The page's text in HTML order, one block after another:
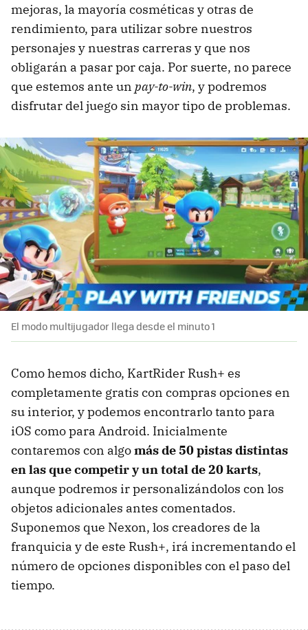
mejoras, la mayoría cosméticas y otras de
rendimiento, para utilizar sobre nuestros
personajes y nuestras carreras y que nos
obligarán a pasar por caja. Por suerte, no parece
que estemos ante un pay-to-win, y podremos
disfrutar del juego sin mayor tipo de problemas.
El modo multijugador llega desde el minuto 1
Como hemos dicho, KartRider Rush+ es
completamente gratis con compras opciones en
su interior, y podemos encontrarlo tanto para
iOS como para Android. Inicialmente
contaremos con algomás de 50 pistas distintas
en las que competir y un total de 20 karts,
aunque podremos ir personalizándolos con los
objetos adicionales antes comentados.
Suponemos que Nexon, los creadores de la
franquicia y de este Rush+, irá incrementando el
número de opciones disponibles con el paso del
tiempo.